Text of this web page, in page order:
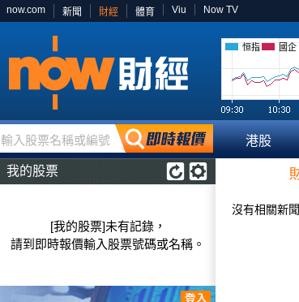
now.com 新聞 財經 體育 Viu Now TV
恒指 國企
輸入股票名稱或編號 港股
我的股票
[我的股票]未有記錄，
請到即時報價輸入股票號碼或名稱。
沒有相關新聞